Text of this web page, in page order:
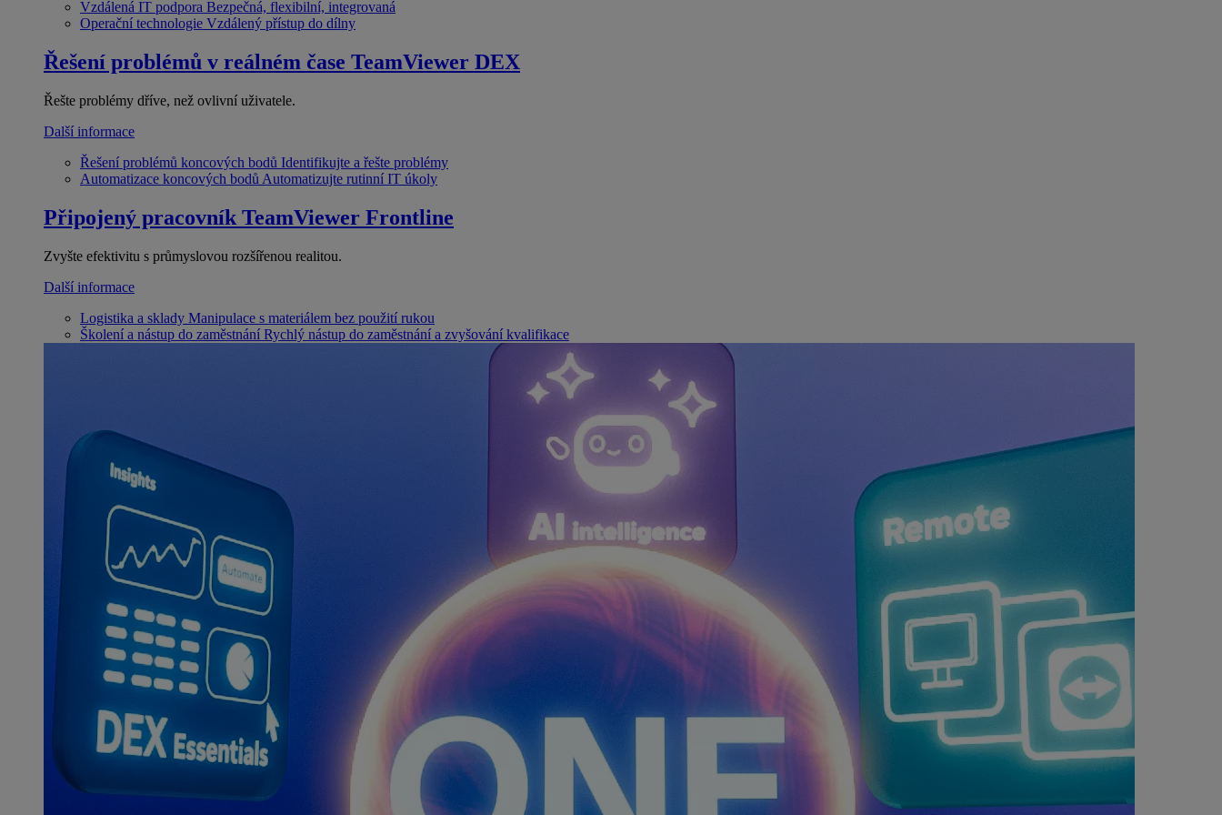
Vzdálená IT podpora Bezpečná, flexibilní, integrovaná
Operační technologie Vzdálený přístup do dílny
Řešení problémů v reálném čase TeamViewer DEX
Řešte problémy dříve, než ovlivní uživatele.
Další informace
Řešení problémů koncových bodů Identifikujte a řešte problémy
Automatizace koncových bodů Automatizujte rutinní IT úkoly
Připojený pracovník TeamViewer Frontline
Zvyšte efektivitu s průmyslovou rozšířenou realitou.
Další informace
Logistika a sklady Manipulace s materiálem bez použití rukou
Školení a nástup do zaměstnání Rychlý nástup do zaměstnání a zvyšování kvalifikace